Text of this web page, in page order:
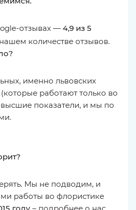
отзывах — 4,9 из 5
количестве отзывов.
именно львовских
работают только во
показатели, и мы по
Мы не подводим, и
работы во флористике